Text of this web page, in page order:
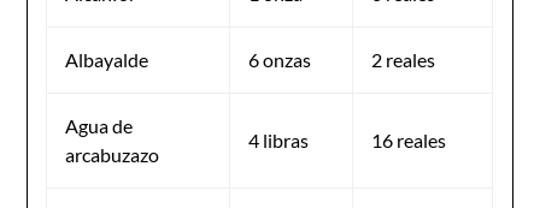
Albayalde 6 onzas 2 reales
Agua de
arcabuzazo
4 libras 16 reales